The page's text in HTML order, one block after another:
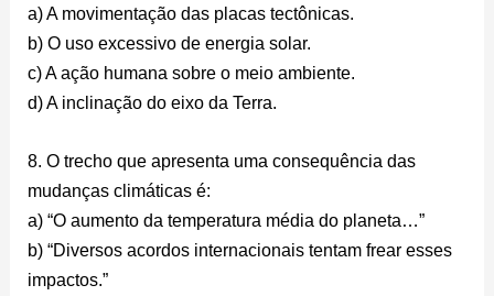
a) A movimentação das placas tectônicas.
b) O uso excessivo de energia solar.
c) A ação humana sobre o meio ambiente.
d) A inclinação do eixo da Terra.
8. O trecho que apresenta uma consequência das
mudanças climáticas é:
a) “O aumento da temperatura média do planeta…”
b) “Diversos acordos internacionais tentam frear esses
impactos.”